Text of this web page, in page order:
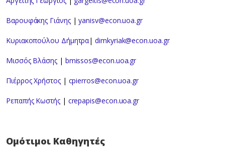
Βαρουφάκης Γιάνης|yanisv@econ.uoa.gr
Κυριακοπούλου Δήμητρα|dimkyriak@econ.uoa.gr
Μισσός Βλάσης| bmissos@econ.uoa.gr
Πιέρρος Χρήστος| cpierros@econ.uoa.gr
Ρεπαπής Κωστής| crepapis@econ.uoa.gr
Ομότιμοι Καθηγητές